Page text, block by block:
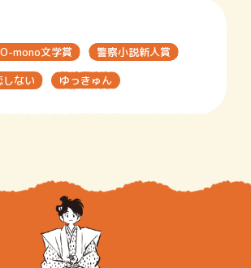
mono文学賞
警察小説新人賞
ない
ゆっきゅん